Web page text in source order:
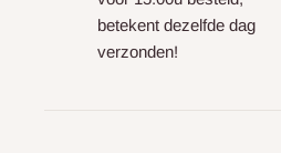
betekent dezelfde dag
verzonden!